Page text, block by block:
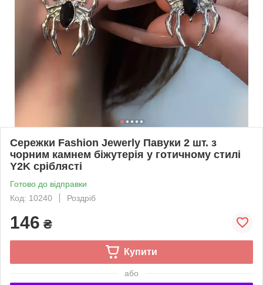
Сережки Fashion Jewerly Павуки 2 шт. з
чорним камнем біжутерія у готичному стилі
Y2K сріблясті
Готово до відправки
Код: 10240
Роздріб
146 ₴
Купити
або